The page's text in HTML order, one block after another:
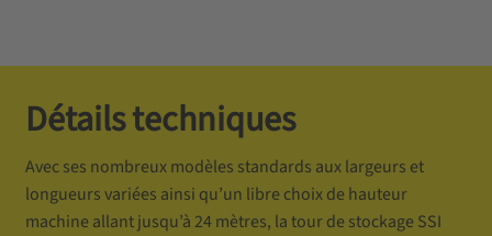
Détails techniques
Avec ses nombreux modèles standards aux largeurs et
longueurs variées ainsi qu’un libre choix de hauteur
machine allant jusqu’à 24 mètres, la tour de stockage SSI